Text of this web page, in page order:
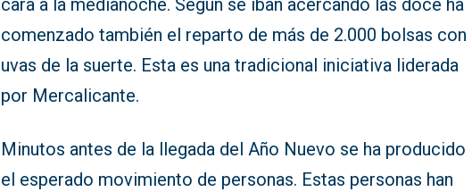
cara a la medianoche. Según se iban acercando las doce ha
comenzado también el reparto de más de 2.000 bolsas con
uvas de la suerte. Esta es una tradicional iniciativa liderada
por Mercalicante.
Minutos antes de la llegada del Año Nuevo se ha producido
el esperado movimiento de personas. Estas personas han